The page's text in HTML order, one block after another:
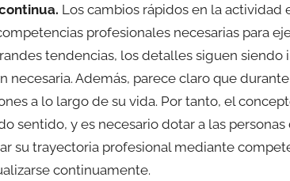
Los cambios rápidos en la
profesionales necesarias para
tendencias, los detalles siguen
necesaria. Además, parece claro que
a lo largo de su vida. Por tanto, el
sentido, y es necesario dotar a las
su trayectoria profesional mediante
continuamente.